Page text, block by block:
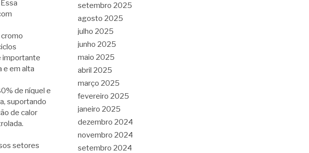
importante
e em alta
de níquel e
suportando
de calor
setores
setembro 2025
agosto 2025
julho 2025
junho 2025
maio 2025
abril 2025
março 2025
fevereiro 2025
janeiro 2025
dezembro 2024
novembro 2024
setembro 2024